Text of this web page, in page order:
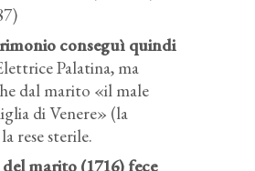
conseguì quindi
Palatina, ma
dal marito «il male
di Venere» (la
rese sterile.
marito (1716) fece